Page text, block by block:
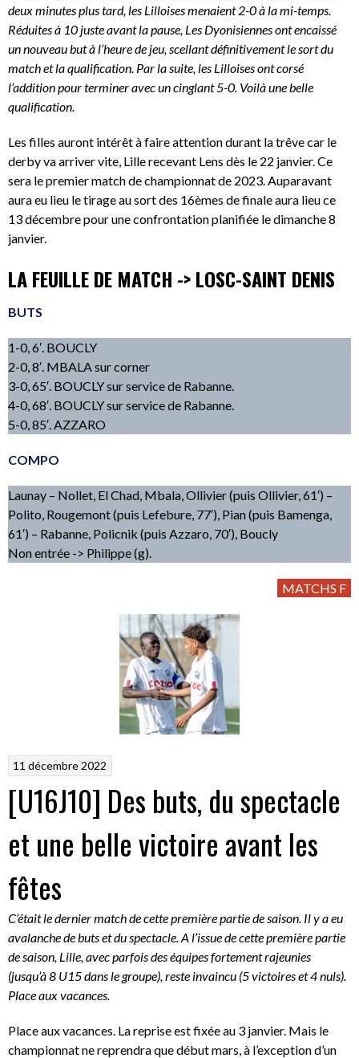
deux minutes plus tard, les Lilloises menaient 2-0 à la mi-temps.
Réduites à 10 juste avant la pause, Les Dyonisiennes ont encaissé
un nouveau but à l’heure de jeu, scellant définitivement le sort du
match et la qualification. Par la suite, les Lilloises ont corsé
l’addition pour terminer avec un cinglant 5-0. Voilà une belle
qualification.
Les filles auront intérêt à faire attention durant la trêve car le
derby va arriver vite, Lille recevant Lens dès le 22 janvier. Ce
sera le premier match de championnat de 2023. Auparavant
aura eu lieu le tirage au sort des 16èmes de finale aura lieu ce
13 décembre pour une confrontation planifiée le dimanche 8
janvier.
LA FEUILLE DE MATCH -> LOSC-SAINT DENIS
BUTS
1-0, 6′. BOUCLY
2-0, 8′. MBALA sur corner
3-0, 65′. BOUCLY sur service de Rabanne.
4-0, 68′. BOUCLY sur service de Rabanne.
5-0, 85′. AZZARO
COMPO
Launay – Nollet, El Chad, Mbala, Ollivier (puis Ollivier, 61′) –
Polito, Rougemont (puis Lefebure, 77′), Pian (puis Bamenga,
61′) – Rabanne, Policnik (puis Azzaro, 70′), Boucly
Non entrée -> Philippe (g).
MATCHS F
11 décembre 2022
[U16J10] Des buts, du spectacle
et une belle victoire avant les
fêtes
C’était le dernier match de cette première partie de saison. Il y a eu
avalanche de buts et du spectacle. A l’issue de cette première partie
de saison, Lille, avec parfois des équipes fortement rajeunies
(jusqu’à 8 U15 dans le groupe), reste invaincu (5 victoires et 4 nuls).
Place aux vacances.
Place aux vacances. La reprise est fixée au 3 janvier. Mais le
championnat ne reprendra que début mars, à l’exception d’un